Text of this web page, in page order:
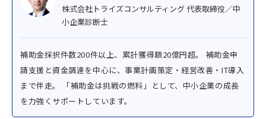
株式会社トライズコンサルティング 代表取締役／中
小企業診断士
補助金採択件数200件以上、累計獲得額20億円超。 補助金申
請支援と資金調達を中心に、事業計画策定・経営改善・IT導入
まで伴走。 「補助金は挑戦の燃料」として、中小企業の成長
を力強くサポートしています。